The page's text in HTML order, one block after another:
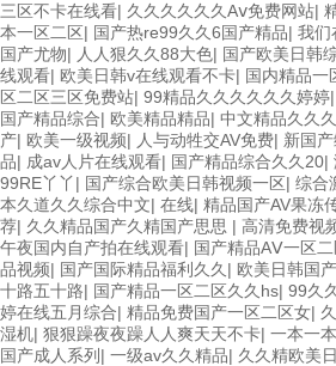
三区不卡在线看| 久久久久久久Aⅴ免费网站|
本一区二区| 国产热re99久久6国产精品| 我们
国产尤物| 人人狠久久88大色| 国产欧美日韩
线观看| 欧美日韩v在线观看不卡| 国内精品一
区二区三区免费站| 99精品久久久久久久婷婷|
国产精品综合| 欧美精品精品| 中文精品久久
产| 欧美一级视频| 人与动牲交AV免费| 新国
品| 成av人片在线观看| 国产精品综合久久20|
99RE丫丫| 国产综合欧美日韩视频一区| 综合
本久道久久综合中文| 在线| 精品国产AV果冻
荐| 久久精品国产久精国产思思 | 高清免费视
午夜国内自产拍在线观看| 国产精品AⅤ一区
品视频| 国产国际精品福利久久 | 欧美日韩国
十路五十路| 国产精品一区二区久久hs| 99久
婷在线五月综合| 精品免费国产一区二区女|
湿机| 狠狠躁夜夜躁人人爽天天不卡| 一本一
国产成人系列 | 一级av久久精品| 久久精欧美